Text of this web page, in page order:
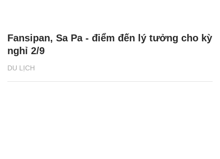
DU LỊCH
Fansipan, Sa Pa - điểm đến lý tưởng cho kỳ
nghỉ 2/9